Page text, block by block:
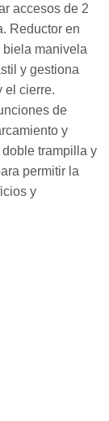
accesos de 2
Reductor en
biela manivela
y gestiona
el cierre.
de
y
trampilla y
permitir la
y